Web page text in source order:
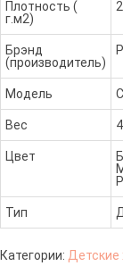
Плотность (
г.м2)
Брэнд
(производитель)
Модель
Вес
Цвет
Тип
Категории: Детские